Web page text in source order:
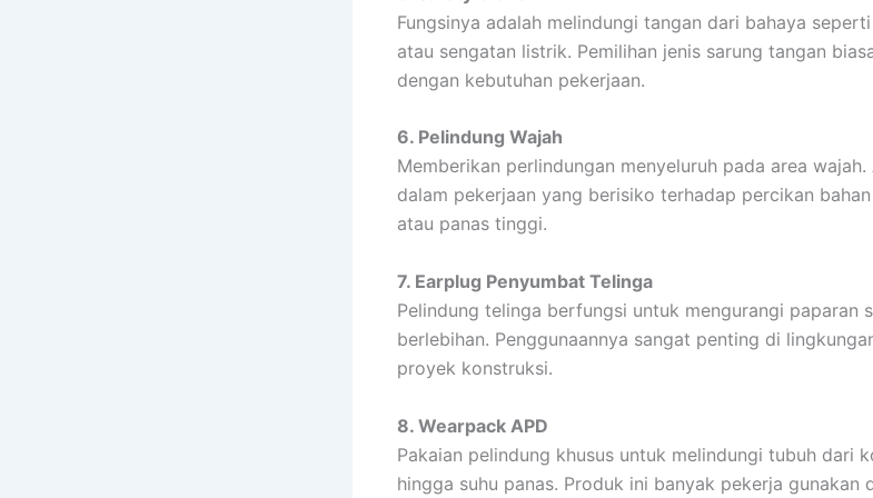
Fungsinya adalah melindungi tangan dari bahaya
atau sengatan listrik. Pemilihan jenis sarung tangan
dengan kebutuhan pekerjaan.
6. Pelindung Wajah
Memberikan perlindungan menyeluruh pada area
dalam pekerjaan yang berisiko terhadap percikan
atau panas tinggi.
7. Earplug Penyumbat Telinga
Pelindung telinga berfungsi untuk mengurangi paparan
berlebihan. Penggunaannya sangat penting di
proyek konstruksi.
8. Wearpack APD
Pakaian pelindung khusus untuk melindungi tubuh dari
hingga suhu panas. Produk ini banyak pekerja gunakan